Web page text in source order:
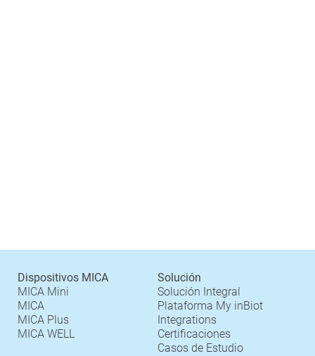
Dispositivos MICA
MICA Mini
MICA
MICA Plus
MICA WELL
Solución
Solución Integral
Plataforma My inBiot
Integrations
Certificaciones
Casos de Estudio